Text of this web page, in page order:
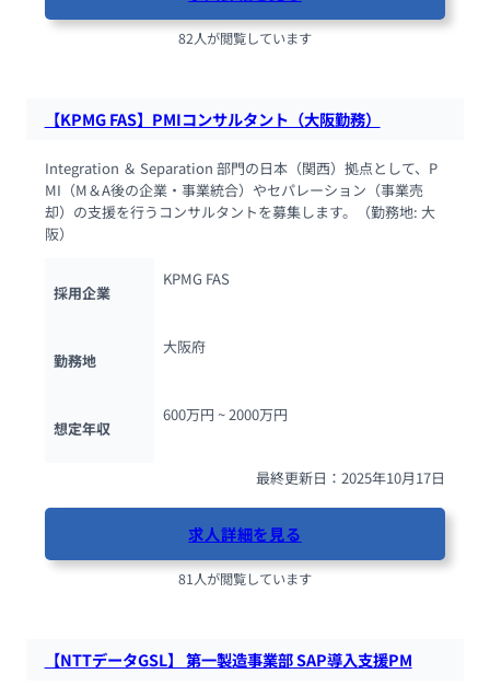
82人が閲覧しています
【KPMG FAS】PMIコンサルタント（大阪勤務）
Integration ＆ Separation 部門の日本（関西）拠点として、P
MI（M＆A後の企業・事業統合）やセパレーション（事業売
却）の支援を行うコンサルタントを募集します。（勤務地: 大
阪）
採用企業
KPMG FAS
勤務地
大阪府
想定年収
600万円 ~ 2000万円
最終更新日：2025年10月17日
求人詳細を見る
81人が閲覧しています
【NTTデータGSL】 第一製造事業部 SAP導入支援PM